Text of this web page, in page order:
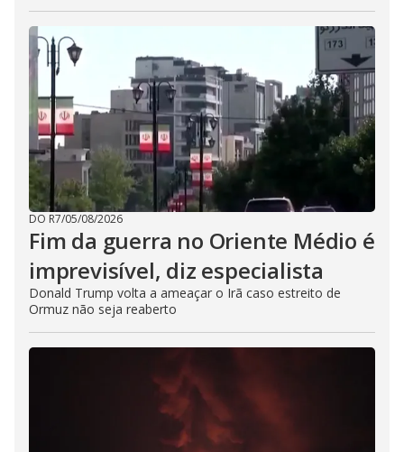
DO R7/05/08/2026
Fim da guerra no Oriente Médio é
imprevisível, diz especialista
Donald Trump volta a ameaçar o Irã caso estreito de
Ormuz não seja reaberto